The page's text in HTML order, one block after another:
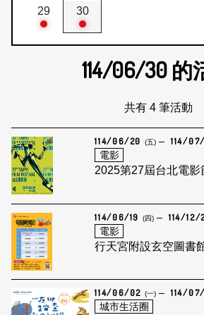
29 30
114/06/30 的
共有 4 筆活動
114/06/20 (五) 114/
電影
2025第27屆台北電影
114/06/19 (四) 114/12/
電影
行天宮附設玄空圖書
114/06/02 (一) 114/
城市生活圈